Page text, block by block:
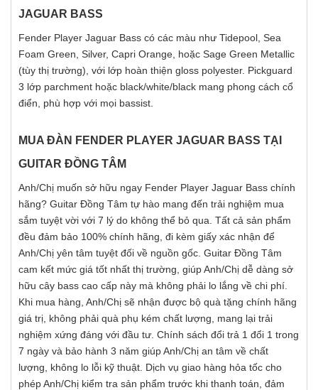
JAGUAR BASS
Fender Player Jaguar Bass có các màu như Tidepool, Sea
Foam Green, Silver, Capri Orange, hoặc Sage Green Metallic
(tùy thị trường), với lớp hoàn thiện gloss polyester. Pickguard
3 lớp parchment hoặc black/white/black mang phong cách cổ
điển, phù hợp với mọi bassist.
MUA ĐÀN FENDER PLAYER JAGUAR BASS TẠI
GUITAR ĐỒNG TÂM
Anh/Chị muốn sở hữu ngay Fender Player Jaguar Bass chính
hãng? Guitar Đồng Tâm tự hào mang đến trải nghiệm mua
sắm tuyệt vời với 7 lý do không thể bỏ qua. Tất cả sản phẩm
đều đảm bảo 100% chính hãng, đi kèm giấy xác nhận để
Anh/Chị yên tâm tuyệt đối về nguồn gốc. Guitar Đồng Tâm
cam kết mức giá tốt nhất thị trường, giúp Anh/Chị dễ dàng sở
hữu cây bass cao cấp này mà không phải lo lắng về chi phí.
Khi mua hàng, Anh/Chị sẽ nhận được bộ quà tặng chính hãng
giá trị, không phải quà phụ kém chất lượng, mang lại trải
nghiệm xứng đáng với đầu tư. Chính sách đổi trả 1 đổi 1 trong
7 ngày và bảo hành 3 năm giúp Anh/Chị an tâm về chất
lượng, không lo lỗi kỹ thuật. Dịch vụ giao hàng hỏa tốc cho
phép Anh/Chị kiểm tra sản phẩm trước khi thanh toán, đảm